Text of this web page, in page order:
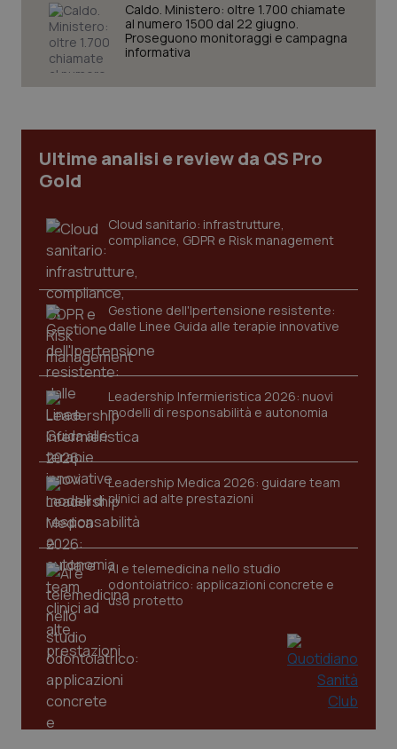
Caldo. Ministero: oltre 1.700 chiamate
al numero 1500 dal 22 giugno.
Proseguono monitoraggi e campagna
informativa
Ultime analisi e review da QS Pro
Gold
Cloud sanitario: infrastrutture,
compliance, GDPR e Risk management
Gestione dell'Ipertensione resistente:
dalle Linee Guida alle terapie innovative
Leadership Infermieristica 2026: nuovi
modelli di responsabilità e autonomia
Leadership Medica 2026: guidare team
clinici ad alte prestazioni
AI e telemedicina nello studio
odontoiatrico: applicazioni concrete e
uso protetto
Necessari Statistici Marketing
I cookie necessari contribuiscono a rendere fruibile il
sito web abilitandone funzionalità di base quali la
navigazione sulle pagine e l'accesso alle aree
VISITOR_PRIVACY_METADATA
YouTube
CookieScriptConsent
www.quotidianosanita.it
tracking-sites-ironfish-
tracking-enable
www.quotidianosanita.it